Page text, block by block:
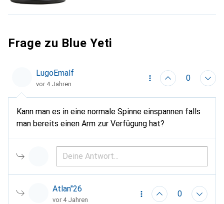
Frage zu Blue Yeti
LugoEmalf
vor 4 Jahren
0
Kann man es in eine normale Spinne einspannen falls
man bereits einen Arm zur Verfügung hat?
Atlan"26
vor 4 Jahren
0